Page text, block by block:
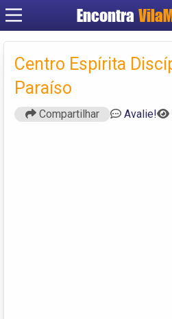
Encontra
Criar
Centro Espírita
Paraíso
Compartilhar Avalie!